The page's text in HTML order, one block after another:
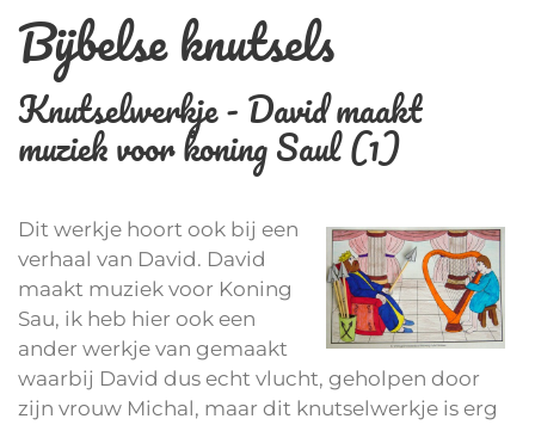
Bijbelse knutsels
Knutselwerkje - David maakt
muziek voor koning Saul (1)
Dit werkje hoort ook bij een
verhaal van David. David
maakt muziek voor Koning
Sau, ik heb hier ook een
ander werkje van gemaakt
waarbij David dus echt vlucht, geholpen door
zijn vrouw Michal, maar dit knutselwerkje is erg